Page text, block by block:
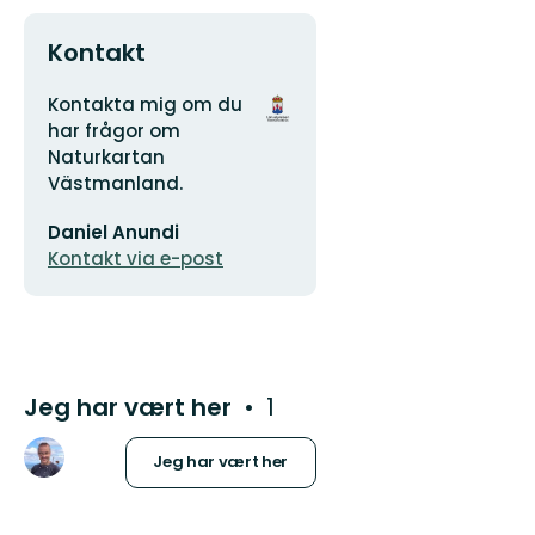
Kontakt
Adresse
Kontakta mig om du
har frågor om
Naturkartan
Västmanland.
postadresse
Daniel Anundi
Kontakt via e-post
Organisasjonens
logotype
Jeg har vært her 1
Jeg har vært her